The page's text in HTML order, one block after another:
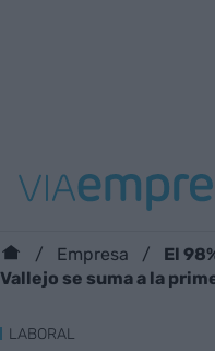
Empresa
El
Vallejo se suma a la
LABORAL